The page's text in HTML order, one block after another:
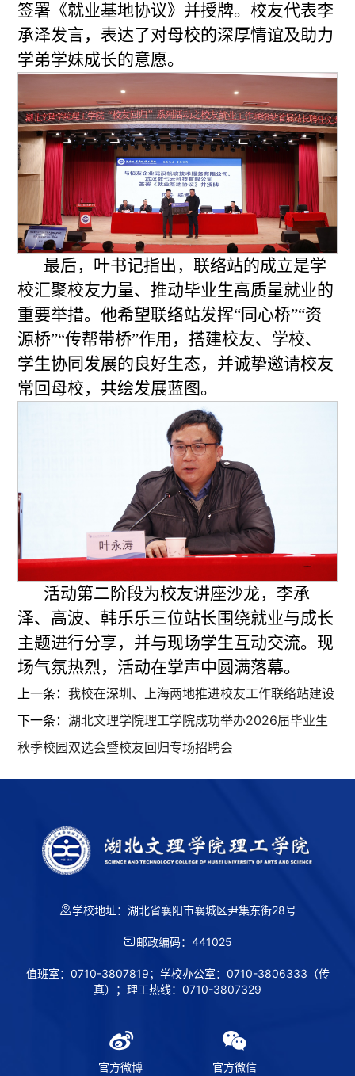
签署《就业基地协议》并授牌。校友代表李
承泽发言，表达了对母校的深厚情谊及助力
学弟学妹成长的意愿。
最后，叶书记指出，联络站的成立是学
校汇聚校友力量、推动毕业生高质量就业的
重要举措。他希望联络站发挥“同心桥”“资
源桥”“传帮带桥”作用，搭建校友、学校、
学生协同发展的良好生态，并诚挚邀请校友
常回母校，共绘发展蓝图。
活动第二阶段为校友讲座沙龙，李承
泽、高波、韩乐乐三位站长围绕就业与成长
主题进行分享，并与现场学生互动交流。现
场气氛热烈，活动在掌声中圆满落幕。
上一条：我校在深圳、上海两地推进校友工作联络站建设
下一条：湖北文理学院理工学院成功举办2026届毕业生
秋季校园双选会暨校友回归专场招聘会
学校地址：湖北省襄阳市襄城区尹集东街28号
邮政编码：441025
值班室：0710-3807819；学校办公室：0710-3806333（传
真）；理工热线：0710-3807329
官方微博 官方微信